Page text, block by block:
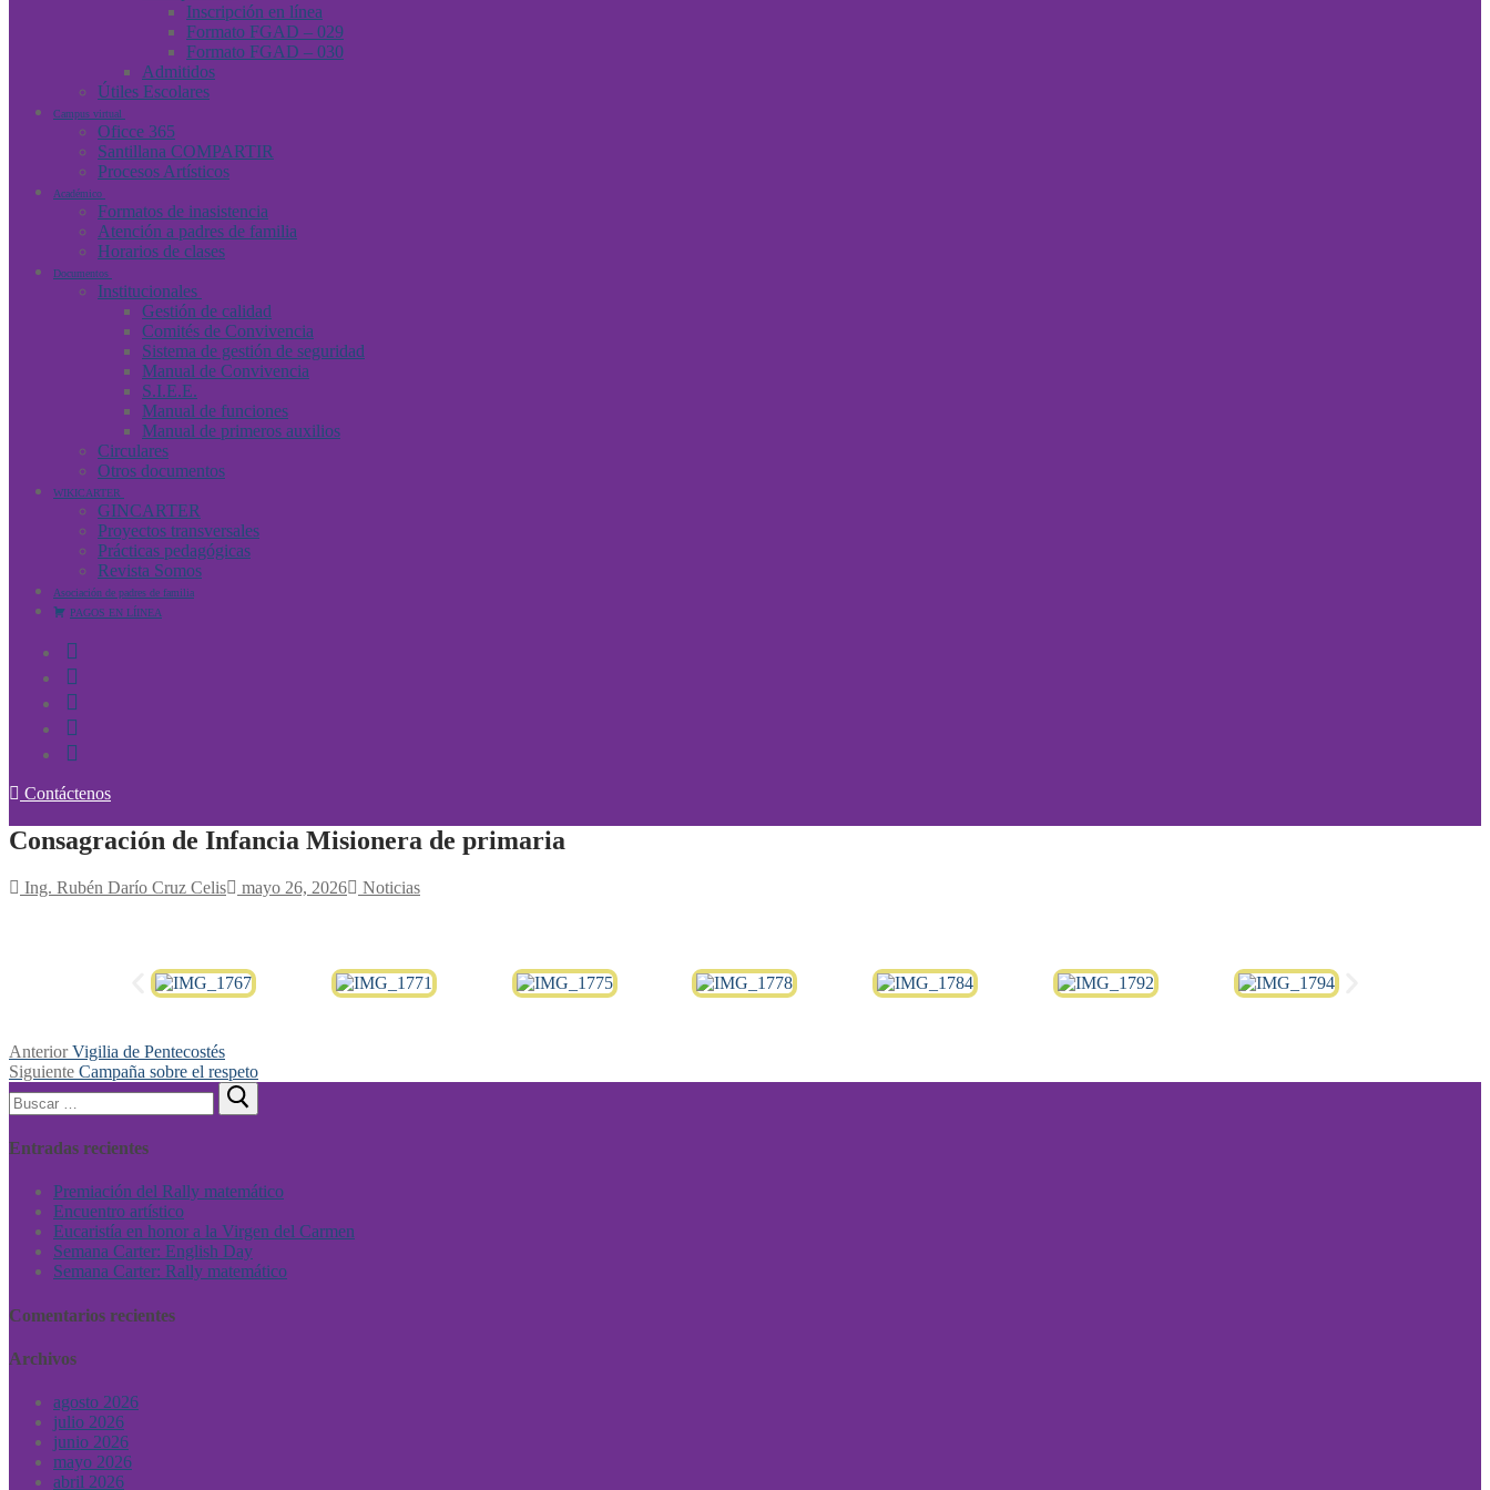
Inscripción en línea
Formato FGAD – 029
Formato FGAD – 030
Admitidos
Útiles Escolares
Campus virtual
Oficce 365
Santillana COMPARTIR
Procesos Artísticos
Académico
Formatos de inasistencia
Atención a padres de familia
Horarios de clases
Documentos
Institucionales
Gestión de calidad
Comités de Convivencia
Sistema de gestión de seguridad
Manual de Convivencia
S.I.E.E.
Manual de funciones
Manual de primeros auxilios
Circulares
Otros documentos
WIKICARTER
GINCARTER
Proyectos transversales
Prácticas pedagógicas
Revista Somos
Asociación de padres de familia
PAGOS EN LÍINEA
Contáctenos
Consagración de Infancia Misionera de primaria
Ing. Rubén Darío Cruz Celis mayo 26, 2026 Noticias
Anterior Vigilia de Pentecostés
Siguiente Campaña sobre el respeto
Entradas recientes
Premiación del Rally matemático
Encuentro artístico
Eucaristía en honor a la Virgen del Carmen
Semana Carter: English Day
Semana Carter: Rally matemático
Comentarios recientes
Archivos
agosto 2026
julio 2026
junio 2026
mayo 2026
abril 2026